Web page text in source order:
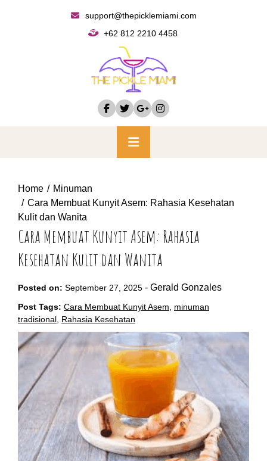
support@thepicklemiami.com
+62 812 2210 4458
Primary
Menu
Home
Minuman
Cara Membuat Kunyit Asem: Rahasia Kesehatan
Kulit dan Wanita
Cara Membuat Kunyit Asem: Rahasia
Kesehatan Kulit dan Wanita
Posted on: September 27, 2025 - Gerald Gonzales
Post Tags: Cara Membuat Kunyit Asem, minuman
tradisional, Rahasia Kesehatan